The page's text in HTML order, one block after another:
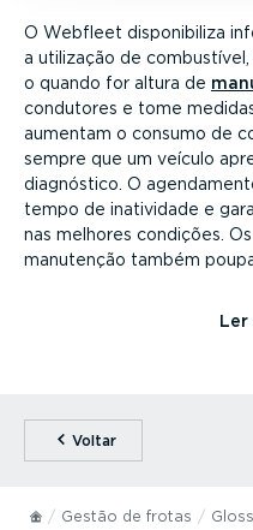
O Webfleet dispo­ni­biliza
a utilização de
o quando for altura de
condutores e tome
aumentam o consumo de
sempre que um veículo
diagnóstico. O
tempo de inatividade e
nas melhores condições.
manutenção também
Ler
⁠Voltar
Gestão de frotas